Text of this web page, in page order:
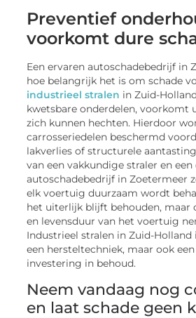
Preventief
voorkomt dure
Een ervaren autoschadebedrijf in
hoe belangrijk het is om schade
industrieel stralen in Zuid-
kwetsbare onderdelen, voorkomt
zich kunnen hechten. Hierdoor
carrosseriedelen beschermd
lakverlies of structurele
van een vakkundige straler en een
autoschadebedrijf in Zoetermeer
elk voertuig duurzaam wordt
het uiterlijk blijft behouden, maar
en levensduur van het voertuig
Industrieel stralen in Zuid-Holland
een hersteltechniek, maar ook
investering in behoud.
Neem vandaag nog
en laat schade geen